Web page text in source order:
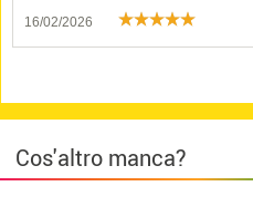
16/02/2026
Cos'altro manca?